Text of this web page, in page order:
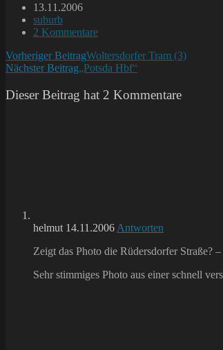
Beitrag
veröffentlicht:
13.11.2006
Beitrags-
Kategorie:
suburb
Beitrags-
2 Kommentare
Weitere
Artikel
ansehen
Vorheriger BeitragWoltersdorfer Tram (3)
Nächster Beitrag„Potsda Hbf“
Dieser Beitrag hat 2 Kommentare
helmut 14.11.2006 Antworten
Zeigt das Photo die Rüdersdorfer Straße?
Sehr stimmiges Photo aus einer schnell